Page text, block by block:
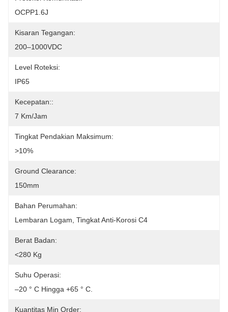
OCPP1.6J
Kisaran Tegangan:
200–1000VDC
Level Roteksi:
IP65
Kecepatan::
7 Km/jam
Tingkat Pendakian Maksimum:
>10%
Ground Clearance:
150mm
Bahan Perumahan:
Lembaran Logam, Tingkat Anti-Korosi C4
Berat Badan:
<280 Kg
Suhu Operasi:
–20 ° C Hingga +65 ° C.
Kuantitas Min Order: